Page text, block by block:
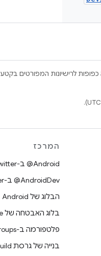
לרישיונות המפורטים בקטע
המרכז
‎@Android ב-Twitter
‎@AndroidDev ב-Twitter
הבלוג של Android
בלוג האבטחה של Google
פלטפורמה ב-Google Groups
בנייה של גרסת Build ב-Google Groups